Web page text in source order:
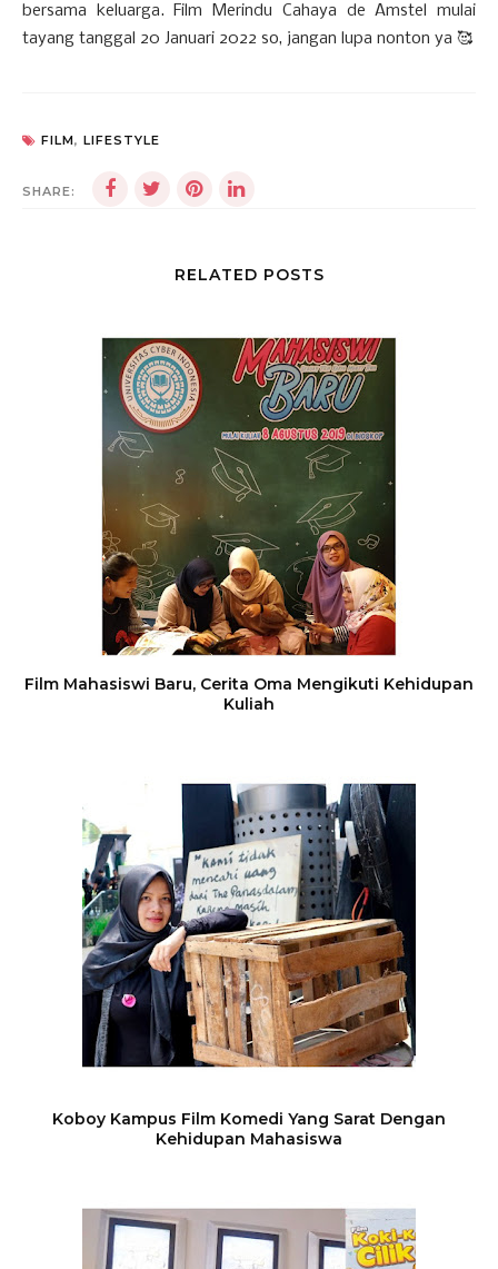
bersama keluarga. Film Merindu Cahaya de Amstel mulai
tayang tanggal 20 Januari 2022 so, jangan lupa nonton ya 🥰
FILM, LIFESTYLE
SHARE:
RELATED POSTS
Film Mahasiswi Baru, Cerita Oma Mengikuti Kehidupan
Kuliah
Koboy Kampus Film Komedi Yang Sarat Dengan
Kehidupan Mahasiswa